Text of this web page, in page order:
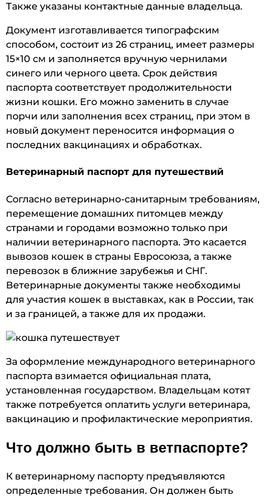
Также указаны контактные данные владельца.
Документ изготавливается типографским
способом, состоит из 26 страниц, имеет размеры
15×10 см и заполняется вручную чернилами
синего или черного цвета. Срок действия
паспорта соответствует продолжительности
жизни кошки. Его можно заменить в случае
порчи или заполнения всех страниц, при этом в
новый документ переносится информация о
последних вакцинациях и обработках.
Ветеринарный паспорт для путешествий
Согласно ветеринарно-санитарным требованиям,
перемещение домашних питомцев между
странами и городами возможно только при
наличии ветеринарного паспорта. Это касается
вывозов кошек в страны Евросоюза, а также
перевозок в ближние зарубежья и СНГ.
Ветеринарные документы также необходимы
для участия кошек в выставках, как в России, так
и за границей, а также для их продажи.
За оформление международного ветеринарного
паспорта взимается официальная плата,
установленная государством. Владельцам котят
также потребуется оплатить услуги ветеринара,
вакцинацию и профилактические мероприятия.
Что должно быть в ветпаспорте?
К ветеринарному паспорту предъявляются
определенные требования. Он должен быть